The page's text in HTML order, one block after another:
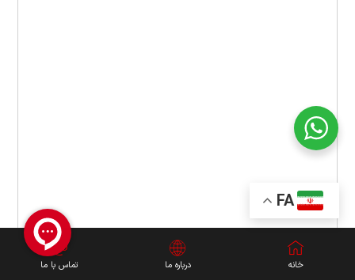
خانه درباره ما تماس با ما
FA